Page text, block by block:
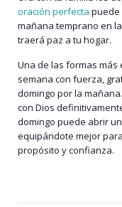
oración perfecta puede
mañana temprano en
traerá paz a tu hogar.
Una de las formas
semana con fuerza,
domingo por la
con Dios
domingo puede abrir
equipándote mejor
propósito y confianza.